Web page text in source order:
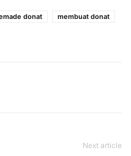
donat
membuat donat
Next article